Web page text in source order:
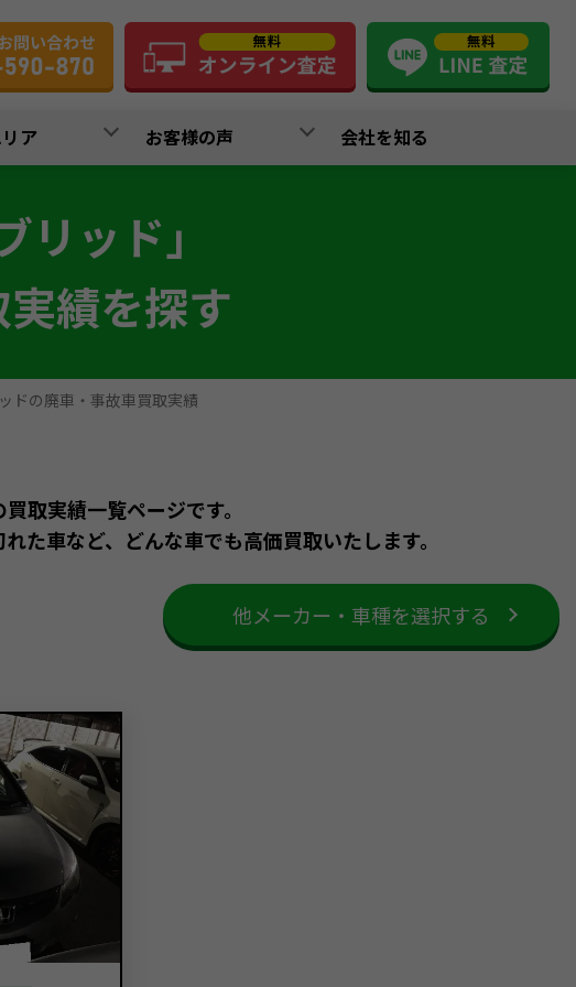
ア お客様の声 会社を知る
リッド」
績を探す
ドの廃車・事故車買取実績
取実績一覧ページです。
た車など、どんな車でも高価買取いたします。
他メーカー・車種を選択する